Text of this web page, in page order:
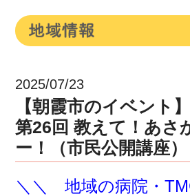
2025/07/23
【朝霞市のイベント
第26回 教えて！あさ
ー！（市民公開講座）
＼＼ 地域の病院・